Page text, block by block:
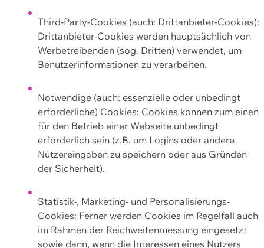
Third-Party-Cookies (auch: Drittanbieter-Cookies):
Drittanbieter-Cookies werden hauptsächlich von
Werbetreibenden (sog. Dritten) verwendet, um
Benutzerinformationen zu verarbeiten.
Notwendige (auch: essenzielle oder unbedingt
erforderliche) Cookies: Cookies können zum einen
für den Betrieb einer Webseite unbedingt
erforderlich sein (z.B. um Logins oder andere
Nutzereingaben zu speichern oder aus Gründen
der Sicherheit).
Statistik-, Marketing- und Personalisierungs-
Cookies: Ferner werden Cookies im Regelfall auch
im Rahmen der Reichweitenmessung eingesetzt
sowie dann, wenn die Interessen eines Nutzers